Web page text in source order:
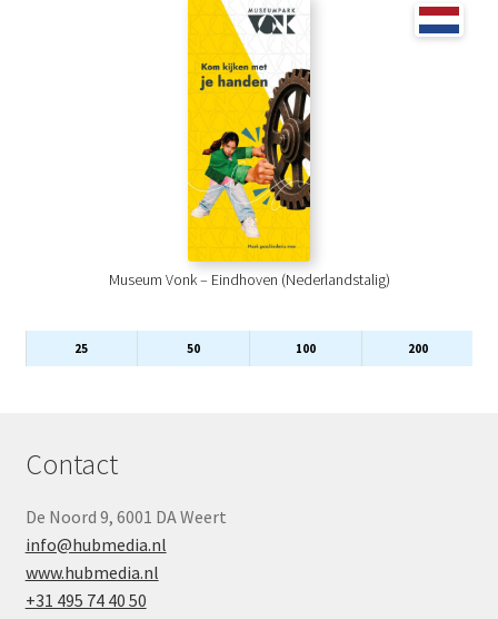
Museum Vonk – Eindhoven (Nederlandstalig)
25 50 100 200
Contact
De Noord 9, 6001 DA Weert
info@hubmedia.nl
www.hubmedia.nl
+31 495 74 40 50